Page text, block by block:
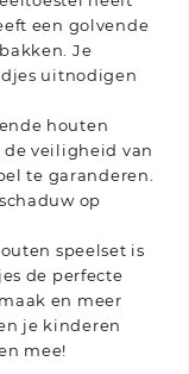
een golvende
Je
uitnodigen
houten
veiligheid van
te garanderen.
op
speelset is
de perfecte
en meer
je kinderen
mee!